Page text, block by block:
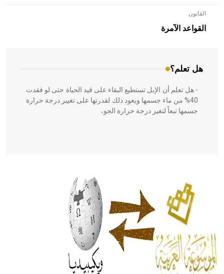
القانون
القواعد الآمرة
هل تعلم؟
- هل تعلم أن الأبلق نوع من الفنون الهندسية التي ارتبطت
بالعمارة الإسلامية في بلاد الشام ومصر خاصة، حيث يحرص
المعمار على بناء مداميكه وخاصة في الواجهات
- هل تعلم أن الإبل تستطيع البقاء على قيد الحياة حتى لو فقدت
40% من ماء جسمها ويعود ذلك لقدرتها على تغيير درجة حرارة
جسمها تبعاً لتغير درجة حرارة الجو،
الحكم، الأدلة، تنظيم التغذية، ورسالته في جروح الرأس. ويعود
له الفضل بأنه حرر الطب من الدين والفلسفة.
- هل تعلم أن المرجان إفراز حيواني يتكون في البحر ويتركب
من مادة كربونات الكلسيوم، وهو أحمر أو شديد الحمرة وهو
أجود أنواعه، ويمتاز بكبر الحجم ويسمى الش